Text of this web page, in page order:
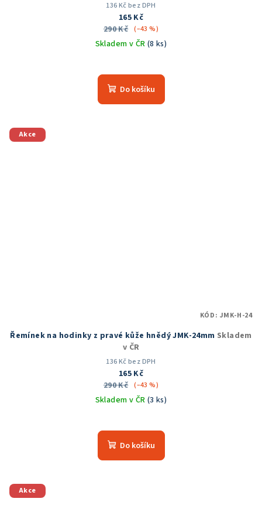
136 Kč bez DPH
165 Kč
290 Kč (–43 %)
Skladem v ČR (8 ks)
Do košíku
Akce
Řemínek na hodinky z pravé kůže hnědý JMK-24mm Skladem
v ČR
136 Kč bez DPH
165 Kč
290 Kč (–43 %)
Skladem v ČR (3 ks)
Do košíku
KÓD: JMK-H-24
Akce